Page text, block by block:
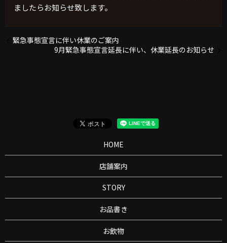
ましたらお知らせ致します。
緊急事態宣言に伴い休業のご案内
9月緊急事態宣言延長に伴い、休業延長のお知らせ
HOME
店舗案内
STORY
お品書き
お飲物